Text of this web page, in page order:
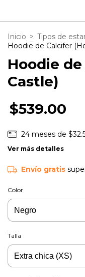
Inicio > Tipos de
Hoodie de Calcifer
Hoodie
Castle)
$539.00
24 meses de
Ver más detalles
Envío gratis
Color
Talla